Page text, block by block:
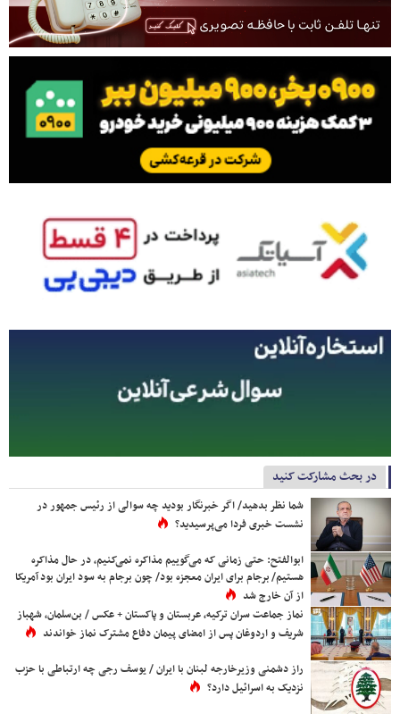
در بحث مشارکت کنید
شما نظر بدهید/ اگر خبرنگار بودید چه سوالی از رئیس جمهور در
نشست خبری فردا می‌پرسیدید؟
ابوالفتح: حتی زمانی که می‌گوییم مذاکره نمی‌کنیم، در حال مذاکره
هستیم/ برجام برای ایران معجزه بود/ چون برجام به سود ایران بود آمریکا
از آن خارج شد
نماز جماعت سران ترکیه، عربستان و پاکستان + عکس / بن‌سلمان، شهباز
شریف و اردوغان پس از امضای پیمان دفاع مشترک نماز خواندند
راز دشمنی وزیرخارجه لبنان با ایران / یوسف رجی چه ارتباطی با حزب
نزدیک به اسرائیل دارد؟